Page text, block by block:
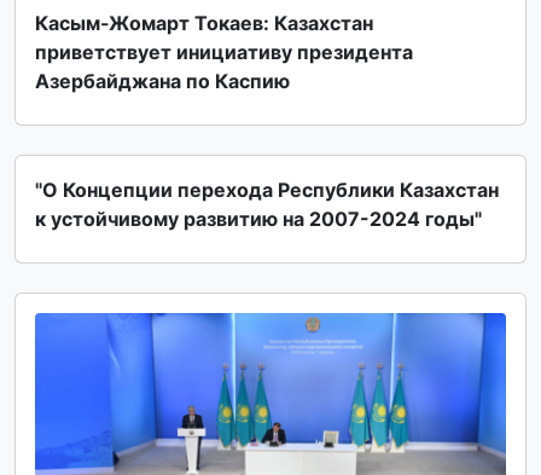
Касым-Жомарт Токаев: Казахстан
приветствует инициативу президента
Азербайджана по Каспию
"О Концепции перехода Республики Казахстан
к устойчивому развитию на 2007-2024 годы"